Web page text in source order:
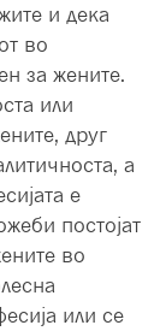
и дека
во
за жените.
или
друг
а
е
постојат
во
или се